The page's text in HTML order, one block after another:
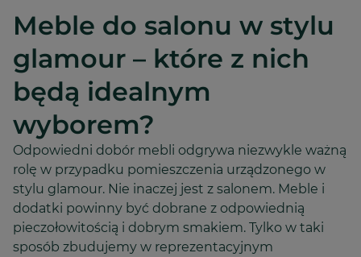
Meble do salonu w stylu
glamour – które z nich
będą idealnym
wyborem?
Odpowiedni dobór mebli odgrywa niezwykle ważną
rolę w przypadku pomieszczenia urządzonego w
stylu glamour. Nie inaczej jest z salonem. Meble i
dodatki powinny być dobrane z odpowiednią
pieczołowitością i dobrym smakiem. Tylko w taki
sposób zbudujemy w reprezentacyjnym